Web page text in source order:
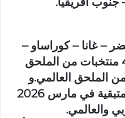
– غانا – كوراساو –
هايتي – نيوزيلندا – 4 منتخبات من الملحق
الملحق العالمي.و
تحسم الـ6 مقاعد المتبقية في مارس 2026
والعالمي.